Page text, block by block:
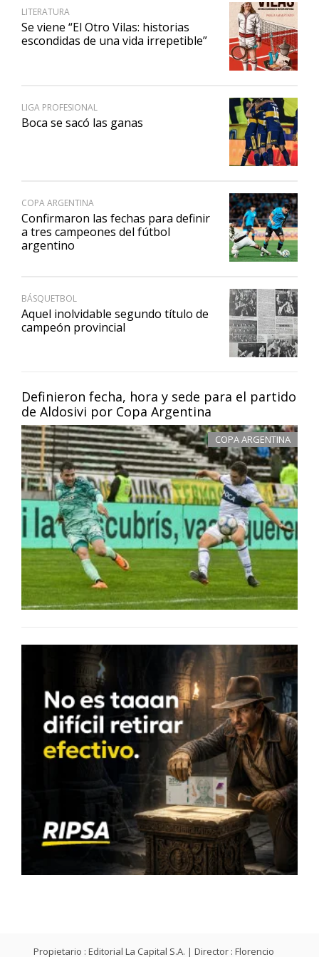
Definieron fecha, hora y sede para el partido
de Aldosivi por Copa Argentina
COPA ARGENTINA
LITERATURA
Se viene “El Otro Vilas: historias
escondidas de una vida irrepetible”
LIGA PROFESIONAL
Boca se sacó las ganas
COPA ARGENTINA
Confirmaron las fechas para definir
a tres campeones del fútbol
argentino
BÁSQUETBOL
Aquel inolvidable segundo título de
campeón provincial
Propietario : Editorial La Capital S.A. | Director : Florencio